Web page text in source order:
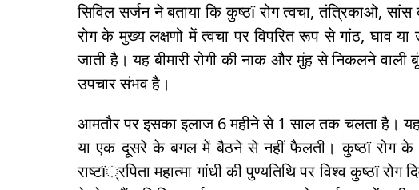
सिविल सर्जन ने बताया कि कुष्ठï रोग त्वचा, तंत्रिकाओ,
रोग के मुख्य लक्षणो में त्वचा पर विपरित रूप से गांठ, घाव
जाती है। यह बीमारी रोगी की नाक और मुंह से निकलने
उपचार संभव है।
आमतौर पर इसका इलाज 6 महीने से 1 साल तक चलता है। यह
या एक दूसरे के बगल में बैठने से नहीं फैलती। कुष्ठï रोग के
राष्टï्रपिता महात्मा गांधी की पुण्यतिथि पर विश्व कुष्ठï